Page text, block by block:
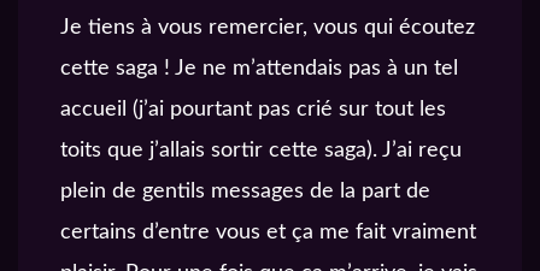
Je tiens à vous remercier, vous qui écoutez
cette saga ! Je ne m’attendais pas à un tel
accueil (j’ai pourtant pas crié sur tout les
toits que j’allais sortir cette saga). J’ai reçu
plein de gentils messages de la part de
certains d’entre vous et ça me fait vraiment